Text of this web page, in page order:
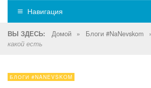
Навигация
ВЫ ЗДЕСЬ: Домой » Блоги #NaNevskom
какой есть
БЛОГИ #NANEVSKOM